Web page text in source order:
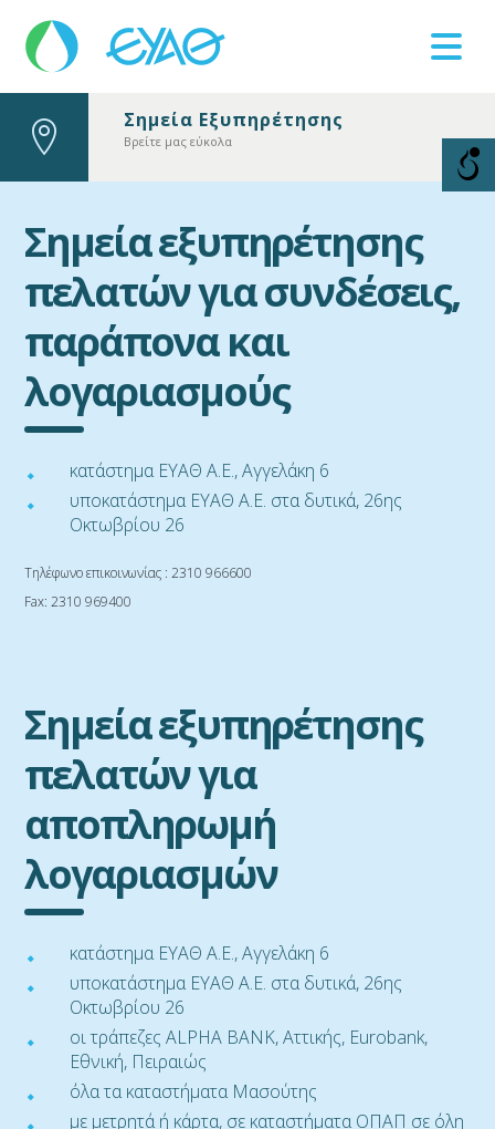
Βλάβες
Σημεία Εξυπηρέτησης
Βρείτε μας εύκολα
Σημεία εξυπηρέτησης
πελατών για συνδέσεις,
παράπονα και
λογαριασμούς
κατάστημα ΕΥΑΘ Α.Ε., Αγγελάκη 6
υποκατάστημα ΕΥΑΘ Α.Ε. στα δυτικά, 26ης
Οκτωβρίου 26
Τηλέφωνο επικοινωνίας : 2310 966600
Fax: 2310 969400
Σημεία εξυπηρέτησης
πελατών για
αποπληρωμή
λογαριασμών
κατάστημα ΕΥΑΘ Α.Ε., Αγγελάκη 6
υποκατάστημα ΕΥΑΘ Α.Ε. στα δυτικά, 26ης
Οκτωβρίου 26
οι τράπεζες ALPHA ΒΑΝΚ, Αττικής, Eurobank,
Εθνική, Πειραιώς
όλα τα καταστήματα Μασούτης
με μετρητά ή κάρτα, σε καταστήματα ΟΠΑΠ σε όλη